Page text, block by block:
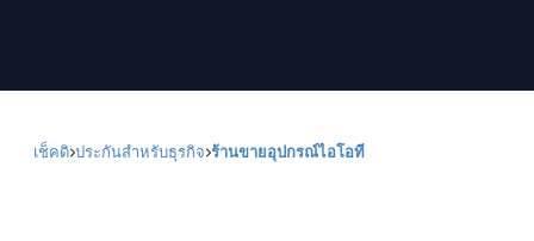
เช็คดิ ประกันสำหรับธุรกิจ ร้านขายอุปกรณ์ไอโอที